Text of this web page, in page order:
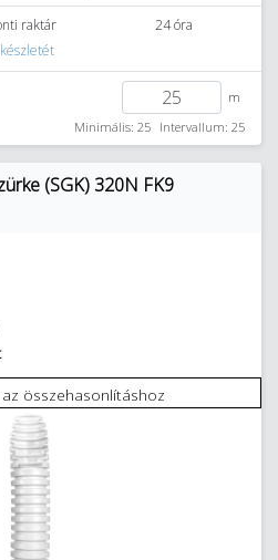
raktár
24 óra
m
Minimális: 25 Intervallum: 25
(SGK) 320N FK9
összehasonlításhoz